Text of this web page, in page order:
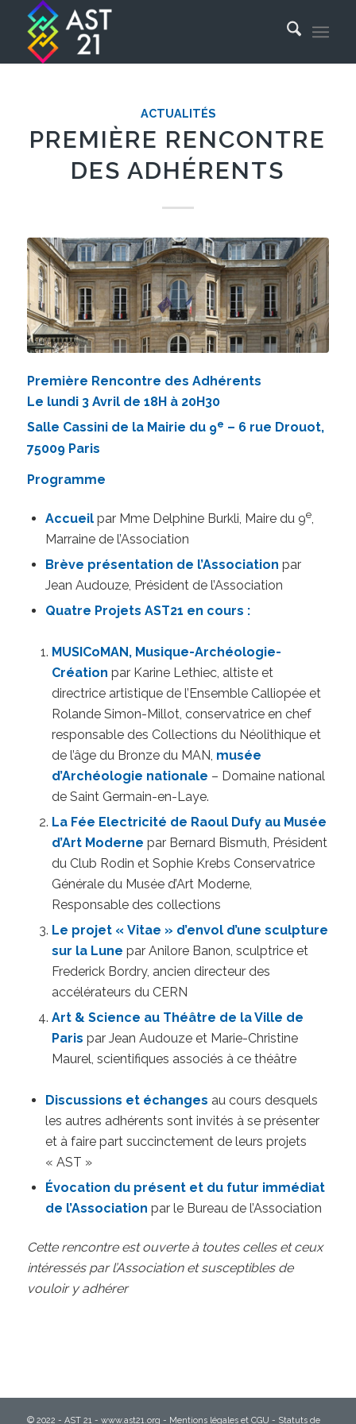
ACTUALITÉS
PREMIÈRE RENCONTRE
DES ADHÉRENTS
Première Rencontre des Adhérents
Le lundi 3 Avril de 18H à 20H30
Salle Cassini de la Mairie du 9e – 6 rue Drouot,
75009 Paris
Programme
Accueil par Mme Delphine Burkli, Maire du 9e,
Marraine de l’Association
Brève présentation de l’Association par
Jean Audouze, Président de l’Association
Quatre Projets AST21 en cours :
MUSICoMAN, Musique-Archéologie-
Création par Karine Lethiec, altiste et
directrice artistique de l’Ensemble Calliopée et
Rolande Simon-Millot, conservatrice en chef
responsable des Collections du Néolithique et
de l’âge du Bronze du MAN, musée
d’Archéologie nationale – Domaine national
de Saint Germain-en-Laye.
La Fée Electricité de Raoul Dufy au Musée
d’Art Moderne par Bernard Bismuth, Président
du Club Rodin et Sophie Krebs Conservatrice
Générale du Musée d’Art Moderne,
Responsable des collections
Le projet « Vitae » d’envol d’une sculpture
sur la Lune par Anilore Banon, sculptrice et
Frederick Bordry, ancien directeur des
accélérateurs du CERN
Art & Science au Théâtre de la Ville de
Paris par Jean Audouze et Marie-Christine
Maurel, scientifiques associés à ce théâtre
Discussions et échanges au cours desquels
les autres adhérents sont invités à se présenter
et à faire part succinctement de leurs projets
« AST »
Évocation du présent et du futur immédiat
de l’Association par le Bureau de l’Association
Cette rencontre est ouverte à toutes celles et ceux
intéressés par l’Association et susceptibles de
vouloir y adhérer
© 2022 - AST 21 - www.ast21.org - Mentions légales et CGU - Statuts de